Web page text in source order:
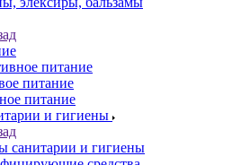
питание
питание
питание
и гигиены
санитарии и гигиены